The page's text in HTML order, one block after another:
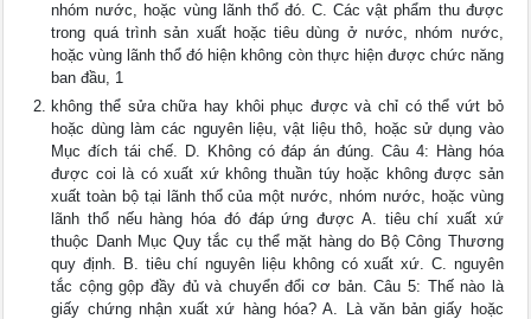
nhóm nước, hoặc vùng lãnh thổ đó. C. Các vật phẩm thu được
trong quá trình sản xuất hoặc tiêu dùng ở nước, nhóm nước,
hoặc vùng lãnh thổ đó hiện không còn thực hiện được chức năng
ban đầu, 1
không thể sửa chữa hay khôi phục được và chỉ có thể vứt bỏ
hoặc dùng làm các nguyên liệu, vật liệu thô, hoặc sử dụng vào
Mục đích tái chế. D. Không có đáp án đúng. Câu 4: Hàng hóa
được coi là có xuất xứ không thuần túy hoặc không được sản
xuất toàn bộ tại lãnh thổ của một nước, nhóm nước, hoặc vùng
lãnh thổ nếu hàng hóa đó đáp ứng được A. tiêu chí xuất xứ
thuộc Danh Mục Quy tắc cụ thể mặt hàng do Bộ Công Thương
quy định. B. tiêu chí nguyên liệu không có xuất xứ. C. nguyên
tắc cộng gộp đầy đủ và chuyển đổi cơ bản. Câu 5: Thế nào là
giấy chứng nhận xuất xứ hàng hóa? A. Là văn bản giấy hoặc